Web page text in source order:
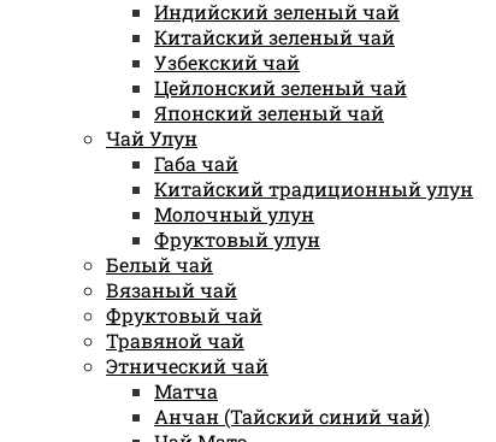
Индийский зеленый чай
Китайский зеленый чай
Узбекский чай
Цейлонский зеленый чай
Японский зеленый чай
Чай Улун
Габа чай
Китайский традиционный улун
Молочный улун
Фруктовый улун
Белый чай
Вязаный чай
Фруктовый чай
Травяной чай
Этнический чай
Матча
Анчан (Тайский синий чай)